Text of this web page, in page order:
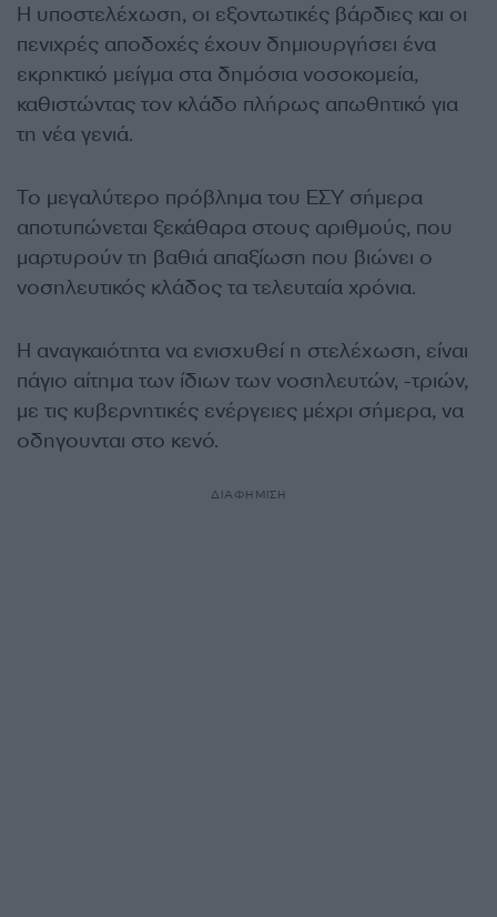
Η υποστελέχωση, οι εξοντωτικές βάρδιες και οι
πενιχρές αποδοχές έχουν δημιουργήσει ένα
εκρηκτικό μείγμα στα δημόσια νοσοκομεία,
καθιστώντας τον κλάδο πλήρως απωθητικό για
τη νέα γενιά.
Το μεγαλύτερο πρόβλημα του ΕΣΥ σήμερα
αποτυπώνεται ξεκάθαρα στους αριθμούς, που
μαρτυρούν τη βαθιά απαξίωση που βιώνει ο
νοσηλευτικός κλάδος τα τελευταία χρόνια.
Η αναγκαιότητα να ενισχυθεί η στελέχωση, είναι
πάγιο αίτημα των ίδιων των νοσηλευτών, -τριών,
με τις κυβερνητικές ενέργειες μέχρι σήμερα, να
οδηγουνται στο κενό.
ΔΙΑΦΗΜΙΣΗ